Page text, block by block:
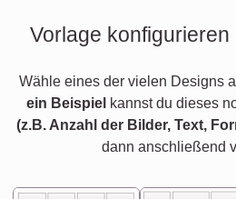
Vorlage
Wähle eines der vielen Designs
ein Beispiel kannst du dieses
(z.B. Anzahl der Bilder, Text,
dann anschließend